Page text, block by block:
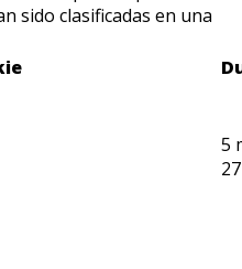
sido clasificadas en una
5